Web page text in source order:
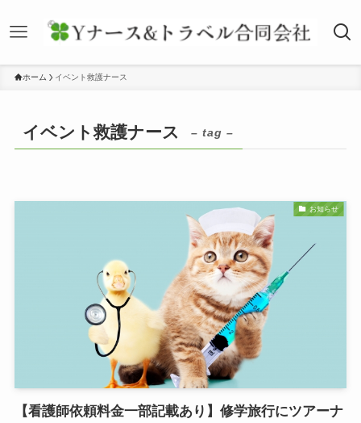
ホーム イベント救護ナース
イベント救護ナース – tag –
お知らせ
【看護師依頼料金一部記載あり】修学旅行にツアーナ